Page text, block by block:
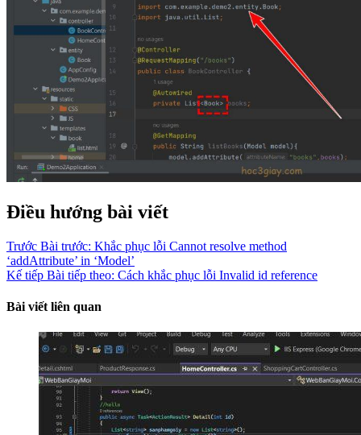
Điều hướng bài viết
Trước Bài trước: Khắc phục lỗi Cannot resolve method
‘addAttribute’ in ‘Model’
Kế tiếp Bài tiếp theo: Cách khắc phục lỗi Invalid id reference
Bài viết liên quan